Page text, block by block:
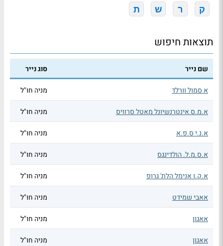
ק ר ש ת
תוצאות חיפוש
שם נייר סוג נייר
א סמול וורלד מניה חו"ל
א.מ.ס אינטרנשיונל מאטל סרוויס מניה חו"ל
א.נ.י ס.פ.א מניה חו"ל
א.ס.מ.ל. הולדינגס מניה חו"ל
א.ק.ו אנימל הלת' גרופ מניה חו"ל
אאבי שמידט מניה חו"ל
אאגון מניה חו"ל
אאגון מניה חו"ל